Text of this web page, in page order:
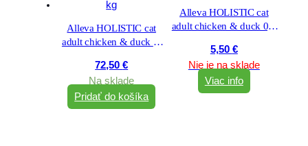
Alleva HOLISTIC cat
adult chicken & duck &
kg
72,50€
Na sklade
Pridať do košíka
Alleva HOLISTIC cat
adult chicken & duck 0,4
5,50 €
Nie je na sklade
Viac info